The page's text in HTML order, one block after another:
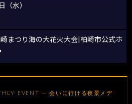
（水）
まつり海の大花火大会|柏崎市公式ホ
EVENT — 会いに行ける夜景メデ